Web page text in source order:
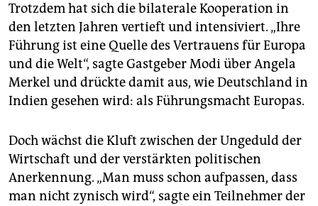
Trotzdem hat sich die bilaterale Kooperation in
den letzten Jahren vertieft und intensiviert. „Ihre
Führung ist eine Quelle des Vertrauens für Europa
und die Welt“, sagte Gastgeber Modi über Angela
Merkel und drückte damit aus, wie Deutschland in
Indien gesehen wird: als Führungsmacht Europas.
Doch wächst die Kluft zwischen der Ungeduld der
Wirtschaft und der verstärkten politischen
Anerkennung. „Man muss schon aufpassen, dass
man nicht zynisch wird“, sagte ein Teilnehmer der